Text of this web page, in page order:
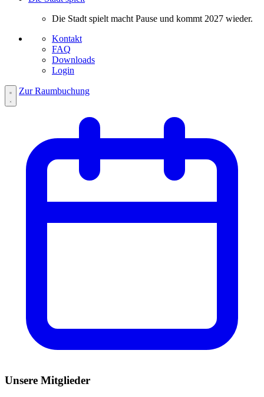
Die Stadt spielt macht Pause und kommt 2027 wieder.
Kontakt
FAQ
Downloads
Login
Zur Raumbuchung
Unsere Mitglieder